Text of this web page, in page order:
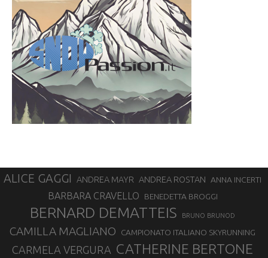
ALICE GAGGI ANDREA MAYR ANDREA ROSTAN ANNA INCERTI
BARBARA CRAVELLO BENEDETTA BROGGI
BERNARD DEMATTEIS BRUNO BRUNOD
CAMILLA MAGLIANO CAMPIONATO ITALIANO SKYRUNNING
CARMELA VERGURA CATHERINE BERTONE